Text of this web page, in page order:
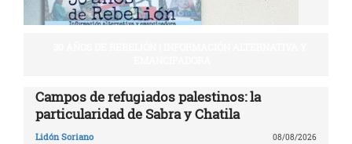
Campos de refugiados palestinos: la
particularidad de Sabra y Chatila
Lidón Soriano 08/08/2026